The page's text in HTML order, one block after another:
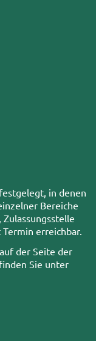
in denen
Bereiche
erreichbar.
der Seite der
Sie unter